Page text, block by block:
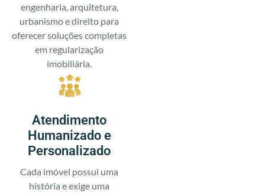
engenharia, arquitetura,
urbanismo e direito para
oferecer soluções completas
em regularização
imobiliária.
Atendimento
Humanizado e
Personalizado
Cada imóvel possui uma
história e exige uma